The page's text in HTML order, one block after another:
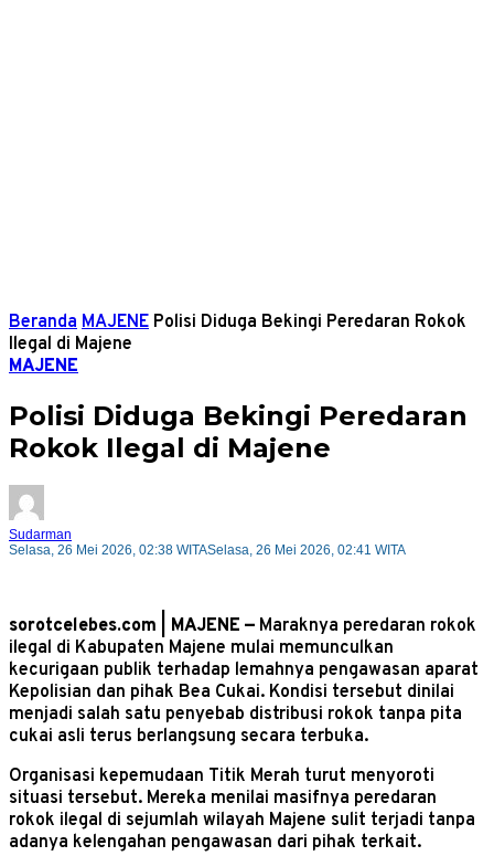
Beranda MAJENE Polisi Diduga Bekingi Peredaran Rokok
Ilegal di Majene
MAJENE
Polisi Diduga Bekingi Peredaran
Rokok Ilegal di Majene
Sudarman
Selasa, 26 Mei 2026, 02:38 WITASelasa, 26 Mei 2026, 02:41 WITA
sorotcelebes.com | MAJENE — Maraknya peredaran rokok
ilegal di Kabupaten Majene mulai memunculkan
kecurigaan publik terhadap lemahnya pengawasan aparat
Kepolisian dan pihak Bea Cukai. Kondisi tersebut dinilai
menjadi salah satu penyebab distribusi rokok tanpa pita
cukai asli terus berlangsung secara terbuka.
Organisasi kepemudaan Titik Merah turut menyoroti
situasi tersebut. Mereka menilai masifnya peredaran
rokok ilegal di sejumlah wilayah Majene sulit terjadi tanpa
adanya kelengahan pengawasan dari pihak terkait.